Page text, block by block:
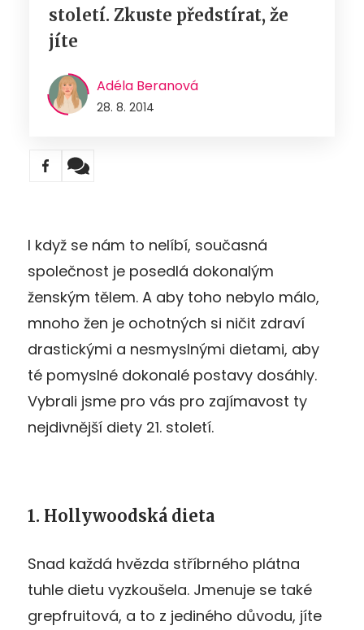
století. Zkuste předstírat, že
jíte
Adéla Beranová
28. 8. 2014
I když se nám to nelíbí, současná
společnost je posedlá dokonalým
ženským tělem. A aby toho nebylo málo,
mnoho žen je ochotných si ničit zdraví
drastickými a nesmyslnými dietami, aby
té pomyslné dokonalé postavy dosáhly.
Vybrali jsme pro vás pro zajímavost ty
nejdivnější diety 21. století.
1. Hollywoodská dieta
Snad každá hvězda stříbrného plátna
tuhle dietu vyzkoušela. Jmenuje se také
grepfruitová, a to z jediného důvodu, jíte